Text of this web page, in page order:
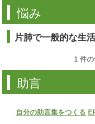
悩み
片肺で一般的な生
1 件
助言
自分の助言集をつくる